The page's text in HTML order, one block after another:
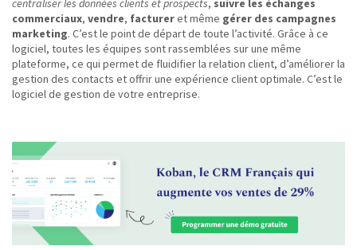
commerciaux, vendre, factureret même gérer des campagnes
marketing. C’est le point de départ de toute l’activité. Grâce à ce
logiciel, toutes les équipes sont rassemblées sur une même
plateforme, ce qui permet de fluidifier la relation client, d’améliorer la
gestion des contacts et offrir une expérience client optimale. C’est le
logiciel de gestion de votre entreprise.